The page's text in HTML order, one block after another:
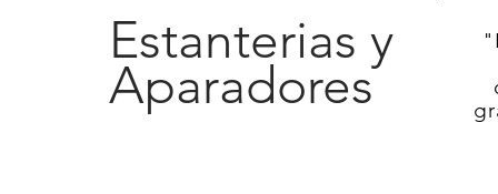
Estanterias y
Aparadores